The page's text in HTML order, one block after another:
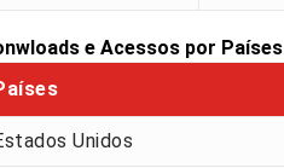
e Acessos por Países
Unidos